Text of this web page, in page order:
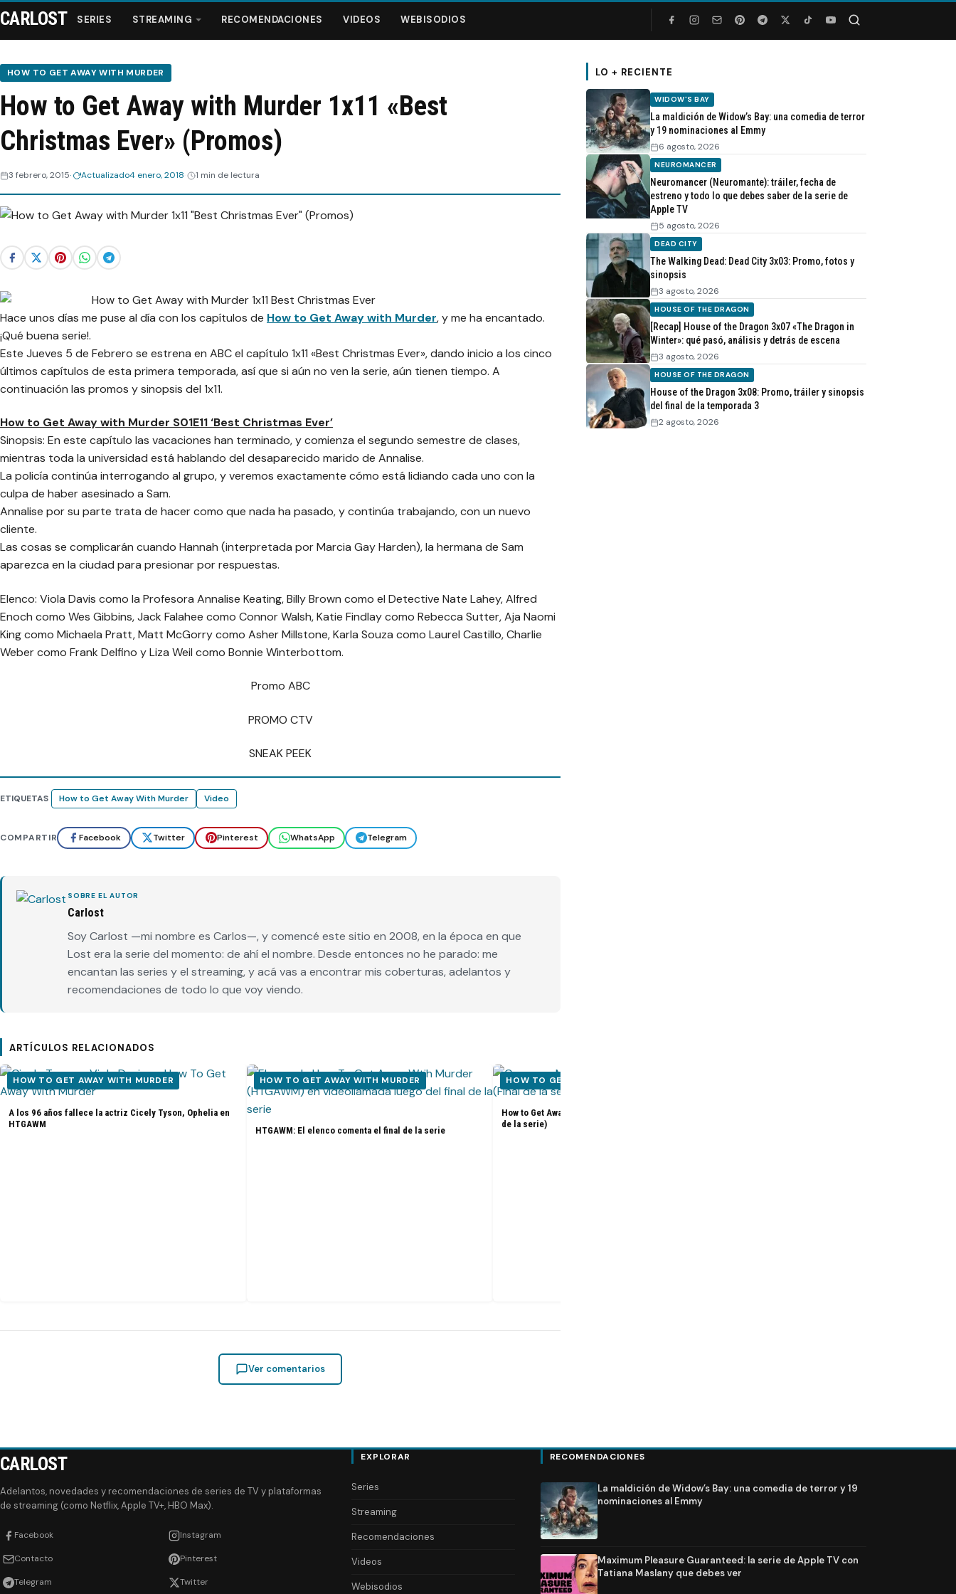
Series
Streaming
Webisodios
CARLOST SERIES STREAMING RECOMENDACIONES VIDEOS WEBISODIOS
HOW TO GET AWAY WITH MURDER
How to Get Away with Murder 1x11 «Best
Christmas Ever» (Promos)
3 febrero, 2015 Actualizado4 enero, 2018 1 min de lectura
Hace unos días me puse al día con los capítulos de How to Get Away with Murder, y me ha encantado.
¡Qué buena serie!.
Este Jueves 5 de Febrero se estrena en ABC el capítulo 1x11 «Best Christmas Ever», dando inicio a los cinco
últimos capítulos de esta primera temporada, así que si aún no ven la serie, aún tienen tiempo. A
continuación las promos y sinopsis del 1x11.
How to Get Away with Murder S01E11 ‘Best Christmas Ever’
Sinopsis: En este capítulo las vacaciones han terminado, y comienza el segundo semestre de clases,
mientras toda la universidad está hablando del desaparecido marido de Annalise.
La policía continúa interrogando al grupo, y veremos exactamente cómo está lidiando cada uno con la
culpa de haber asesinado a Sam.
Annalise por su parte trata de hacer como que nada ha pasado, y continúa trabajando, con un nuevo
cliente.
Las cosas se complicarán cuando Hannah (interpretada por Marcia Gay Harden), la hermana de Sam
aparezca en la ciudad para presionar por respuestas.
Elenco: Viola Davis como la Profesora Annalise Keating, Billy Brown como el Detective Nate Lahey, Alfred
Enoch como Wes Gibbins, Jack Falahee como Connor Walsh, Katie Findlay como Rebecca Sutter, Aja Naomi
King como Michaela Pratt, Matt McGorry como Asher Millstone, Karla Souza como Laurel Castillo, Charlie
Weber como Frank Delfino y Liza Weil como Bonnie Winterbottom.
Promo ABC
PROMO CTV
SNEAK PEEK
ETIQUETAS How to Get Away With Murder Video
COMPARTIR Facebook Twitter Pinterest WhatsApp Telegram
SOBRE EL AUTOR
Carlost
Soy Carlost —mi nombre es Carlos—, y comencé este sitio en 2008, en la época en que
Lost era la serie del momento: de ahí el nombre. Desde entonces no he parado: me
encantan las series y el streaming, y acá vas a encontrar mis coberturas, adelantos y
recomendaciones de todo lo que voy viendo.
ARTÍCULOS RELACIONADOS
HOW TO GET AWAY WITH MURDER
A los 96 años fallece la actriz Cicely Tyson, Ophelia en
HTGAWM
HOW TO GET AWAY WITH MURDER
HTGAWM: El elenco comenta el final de la serie
HOW TO GET AWAY WITH MURDER
How to Get Away With Murder 6x15: Promo + fotos (Final
de la serie)
Ver comentarios
LO + RECIENTE
WIDOW'S BAY
La maldición de Widow’s Bay: una comedia de terror
y 19 nominaciones al Emmy
6 agosto, 2026
NEUROMANCER
Neuromancer (Neuromante): tráiler, fecha de
estreno y todo lo que debes saber de la serie de
Apple TV
5 agosto, 2026
DEAD CITY
The Walking Dead: Dead City 3x03: Promo, fotos y
sinopsis
3 agosto, 2026
HOUSE OF THE DRAGON
[Recap] House of the Dragon 3x07 «The Dragon in
Winter»: qué pasó, análisis y detrás de escena
3 agosto, 2026
HOUSE OF THE DRAGON
House of the Dragon 3x08: Promo, tráiler y sinopsis
del final de la temporada 3
2 agosto, 2026
CARLOST
Adelantos, novedades y recomendaciones de series de TV y plataformas
de streaming (como Netflix, Apple TV+, HBO Max).
Facebook Instagram
Contacto Pinterest
Telegram Twitter
EXPLORAR
Series
Streaming
Recomendaciones
Videos
Webisodios
RECOMENDACIONES
La maldición de Widow’s Bay: una comedia de terror y 19
nominaciones al Emmy
Maximum Pleasure Guaranteed: la serie de Apple TV con
Tatiana Maslany que debes ver